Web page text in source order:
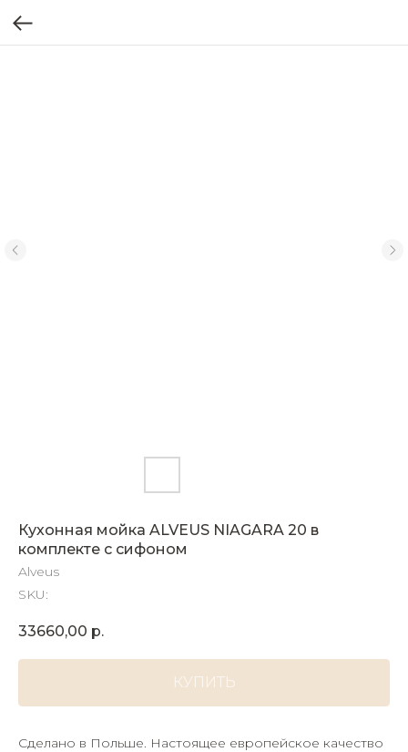
Кухонная мойка ALVEUS NIAGARA 20 в
комплекте с сифоном
Alveus
SKU:
33660,00 р.
КУПИТЬ
Сделано в Польше. Настоящее европейское качество